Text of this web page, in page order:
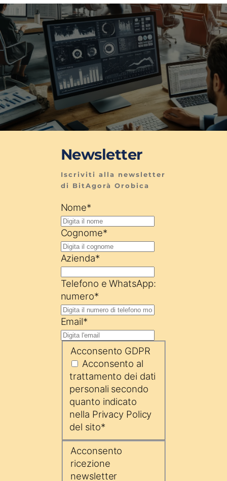
Newsletter
Iscriviti alla newsletter
di BitAgorà Orobica
Nome*
Cognome*
Azienda*
Telefono e WhatsApp:
numero*
Email*
Acconsento GDPR
Acconsento al
trattamento dei dati
personali secondo
quanto indicato
nella Privacy Policy
del sito*
Acconsento
ricezione
newsletter